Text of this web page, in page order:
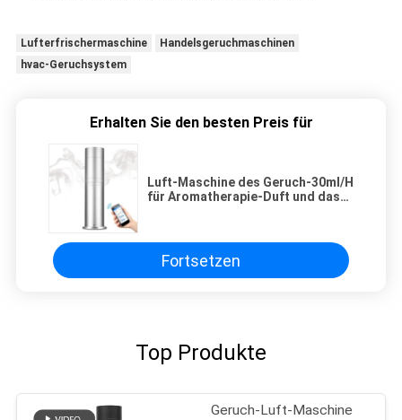
Lufterfrischermaschine
Handelsgeruchmaschinen
hvac-Geruchsystem
Erhalten Sie den besten Preis für
Luft-Maschine des Geruch-30ml/H
für Aromatherapie-Duft und das
Fortsetzen
Top Produkte
Geruch-Luft-Maschine